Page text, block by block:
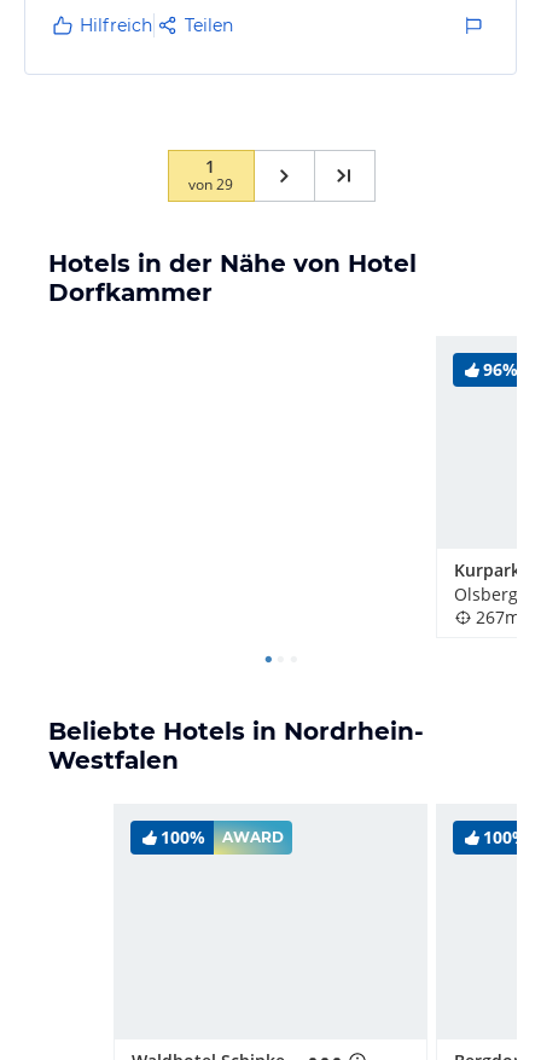
deutlich kleiner als das andere (ein Fenster weniger),
mit sehr kleinem Bad, dessen Eingangsglastür direkt
neben dem Bett war (kein Weiterschlafen möglich,
Hilfreich Teilen
1
von29
Hotels in der Nähe von Hotel
Dorfkammer
96%
Kurpark
Olsberg,
267m
Beliebte Hotels in Nordrhein-
Westfalen
100% AWARD 100%